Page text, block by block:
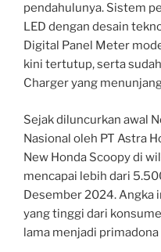
pendahulunya. Sistem
LED dengan desain
Digital Panel Meter
kini tertutup, serta
Charger yang
Sejak diluncurkan awal
Nasional oleh PT Astra
New Honda Scoopy di
mencapai lebih dari
Desember 2024. Angka
yang tinggi dari
lama menjadi